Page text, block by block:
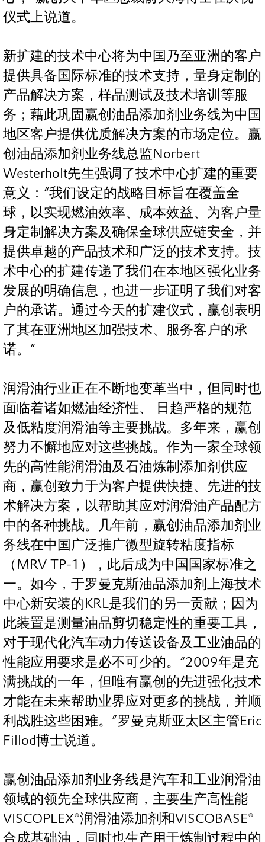
仪式上说道。
新扩建的技术中心将为中国乃至亚洲的客户
提供具备国际标准的技术支持，量身定制的
产品解决方案，样品测试及技术培训等服
务；藉此巩固赢创油品添加剂业务线为中国
地区客户提供优质解决方案的市场定位。赢
创油品添加剂业务线总监Norbert
Westerholt先生强调了技术中心扩建的重要
意义：“我们设定的战略目标旨在覆盖全
球，以实现燃油效率、成本效益、为客户量
身定制解决方案及确保全球供应链安全，并
提供卓越的产品技术和广泛的技术支持。技
术中心的扩建传递了我们在本地区强化业务
发展的明确信息，也进一步证明了我们对客
户的承诺。通过今天的扩建仪式，赢创表明
了其在亚洲地区加强技术、服务客户的承
诺。”
润滑油行业正在不断地变革当中，但同时也
面临着诸如燃油经济性、 日趋严格的规范
及低粘度润滑油等主要挑战。多年来，赢创
努力不懈地应对这些挑战。作为一家全球领
先的高性能润滑油及石油炼制添加剂供应
商，赢创致力于为客户提供快捷、先进的技
术解决方案，以帮助其应对润滑油产品配方
中的各种挑战。几年前，赢创油品添加剂业
务线在中国广泛推广微型旋转粘度指标
（MRV TP-1），此后成为中国国家标准之
一。如今，于罗曼克斯油品添加剂上海技术
中心新安装的KRL是我们的另一贡献；因为
此装置是测量油品剪切稳定性的重要工具，
对于现代化汽车动力传送设备及工业油品的
性能应用要求是必不可少的。“2009年是充
满挑战的一年，但唯有赢创的先进强化技术
才能在未来帮助业界应对更多的挑战，并顺
利战胜这些困难。”罗曼克斯亚太区主管Eric
Fillod博士说道。
赢创油品添加剂业务线是汽车和工业润滑油
领域的领先全球供应商，主要生产高性能
VISCOPLEX®润滑油添加剂和VISCOBASE®
合成基础油，同时也生产用于炼制过程中的